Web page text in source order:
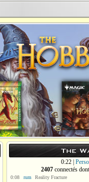
The
0:22 |
2407 connectés
0:08 rum Reality Fracture